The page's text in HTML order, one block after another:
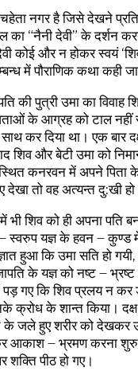
चहेता नगर है जिसे देखने
का “नैनी देवी” के दर्शन
कोई और न होकर स्वयं
में पौराणिक कथा कही
की पुत्री उमा का विवाह
के आग्रह को टाल
कर दिया था। एक बार
शिव और बेटी उमा को
कनरवन में अपने पिता
तो वह अत्यन्त दु:खी
शिव को ही अपना पति
स्वरुप यज्ञ के हवन – कुण्ड
हुआ कि उमा सति हो
के यज्ञ को नष्ट –
गए कि शिव प्रलय न कर
क्रोध के शान्त किया।
के जले हुए शरीर को देखकर
आकाश – भ्रमण करना
शक्ति पीठ हो गए।